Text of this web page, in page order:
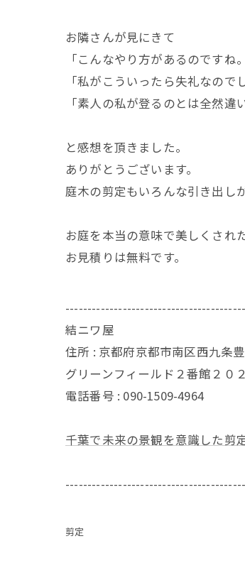
お隣さんが見にきて
「こんなやり方があるのですね。
「私がこういったら失礼なので
「素人の私が登るのとは全然違
と感想を頂きました。
ありがとうございます。
庭木の剪定もいろんな引き出し
お庭を本当の意味で美しくされ
お見積りは無料です。
結ニワ屋
住所 : 京都府京都市南区西九条
グリーンフィールド２番館２０２
電話番号 : 090-1509-4964
千葉で未来の景観を意識した剪
剪定